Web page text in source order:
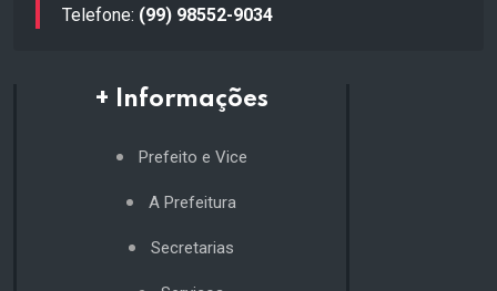
Telefone: (99) 98552-9034
+ Informações
Prefeito e Vice
A Prefeitura
Secretarias